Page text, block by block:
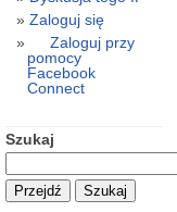
Zaloguj się
Zaloguj przy
pomocy
Facebook
Connect
Szukaj